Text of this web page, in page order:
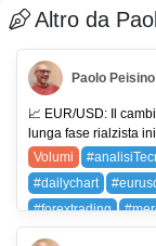
Altro da
Paolo Peisino
Pro Trader
📈 EUR/USD: Il
lunga fase rialzista
Volumi
#dailychart
#forextrading